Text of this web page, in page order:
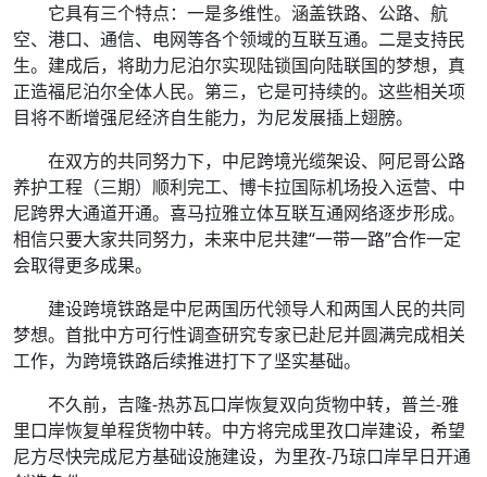
它具有三个特点：一是多维性。涵盖铁路、公路、航
空、港口、通信、电网等各个领域的互联互通。二是支持民
生。建成后，将助力尼泊尔实现陆锁国向陆联国的梦想，真
正造福尼泊尔全体人民。第三，它是可持续的。这些相关项
目将不断增强尼经济自生能力，为尼发展插上翅膀。
在双方的共同努力下，中尼跨境光缆架设、阿尼哥公路
养护工程（三期）顺利完工、博卡拉国际机场投入运营、中
尼跨界大通道开通。喜马拉雅立体互联互通网络逐步形成。
相信只要大家共同努力，未来中尼共建“一带一路”合作一定
会取得更多成果。
建设跨境铁路是中尼两国历代领导人和两国人民的共同
梦想。首批中方可行性调查研究专家已赴尼并圆满完成相关
工作，为跨境铁路后续推进打下了坚实基础。
不久前，吉隆-热苏瓦口岸恢复双向货物中转，普兰-雅
里口岸恢复单程货物中转。中方将完成里孜口岸建设，希望
尼方尽快完成尼方基础设施建设，为里孜-乃琼口岸早日开通